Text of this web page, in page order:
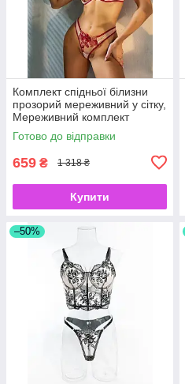
Комплект спідньої білизни
прозорий мереживний у сітку,
Мереживний комплект
Квітковий — бюстгальтер і
трусики червоний S
Готово до відправки
659 ₴ 1 318 ₴
Купити
–50%